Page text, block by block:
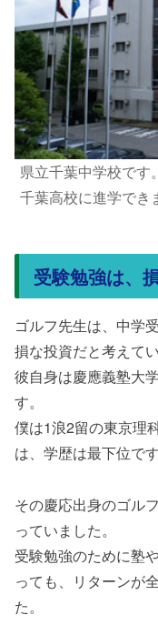
県立千葉中学校です
千葉高校に進学でき
受験勉強は、
ゴルフ先生は、中学
損な投資だと考えて
彼自身は慶應義塾大
す。
僕は1浪2留の東京理
は、学歴は最下位です
その慶応出身のゴル
っていました。
受験勉強のために塾
っても、リターンが
た。